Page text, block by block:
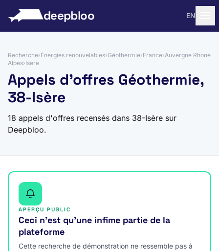
deepbloo EN
Recherche›Énergies renouvelables›Géothermie›France›Auvergne Rhone
Alpes›Isere
Appels d'offres Géothermie,
38-Isère
18 appels d'offres recensés dans 38-Isère sur
Deepbloo.
APERÇU PUBLIC
Ceci n’est qu’une infime partie de la
plateforme
Cette recherche de démonstration ne ressemble pas à